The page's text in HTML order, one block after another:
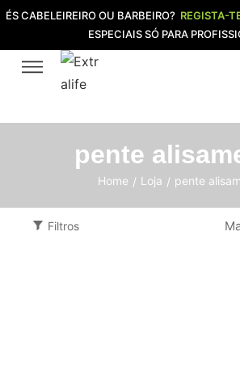
ÉS CABELEIREIRO OU BARBEIRO? REGISTA-
ESPECIAIS SÓ PARA
pente
Home / Loja / pente
Filtros